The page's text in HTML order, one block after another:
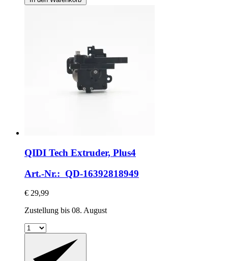
QIDI Tech Extruder, Plus4
Art.-Nr.: QD-16392818949
€ 29,99
Zustellung bis 08. August